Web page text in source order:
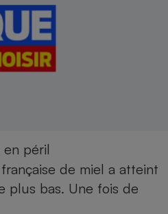
péril
de miel a atteint
plus bas. Une fois de